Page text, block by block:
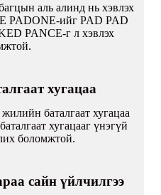
аль алинд нь хэвлэх
PADONE-ийг PAD PAD
PANCE-г л хэвлэх
хугацаа
баталгаат хугацаа
хугацааг үнэгүй
боломжтой.
сайн үйлчилгээ